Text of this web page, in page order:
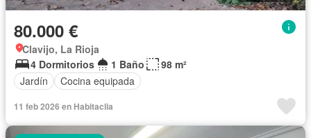
80.000 €
Clavijo, La Rioja
4 Dormitorios
1 Baño
98 m²
Jardín
Cocina equipada
11 feb 2026 en Habitaclia